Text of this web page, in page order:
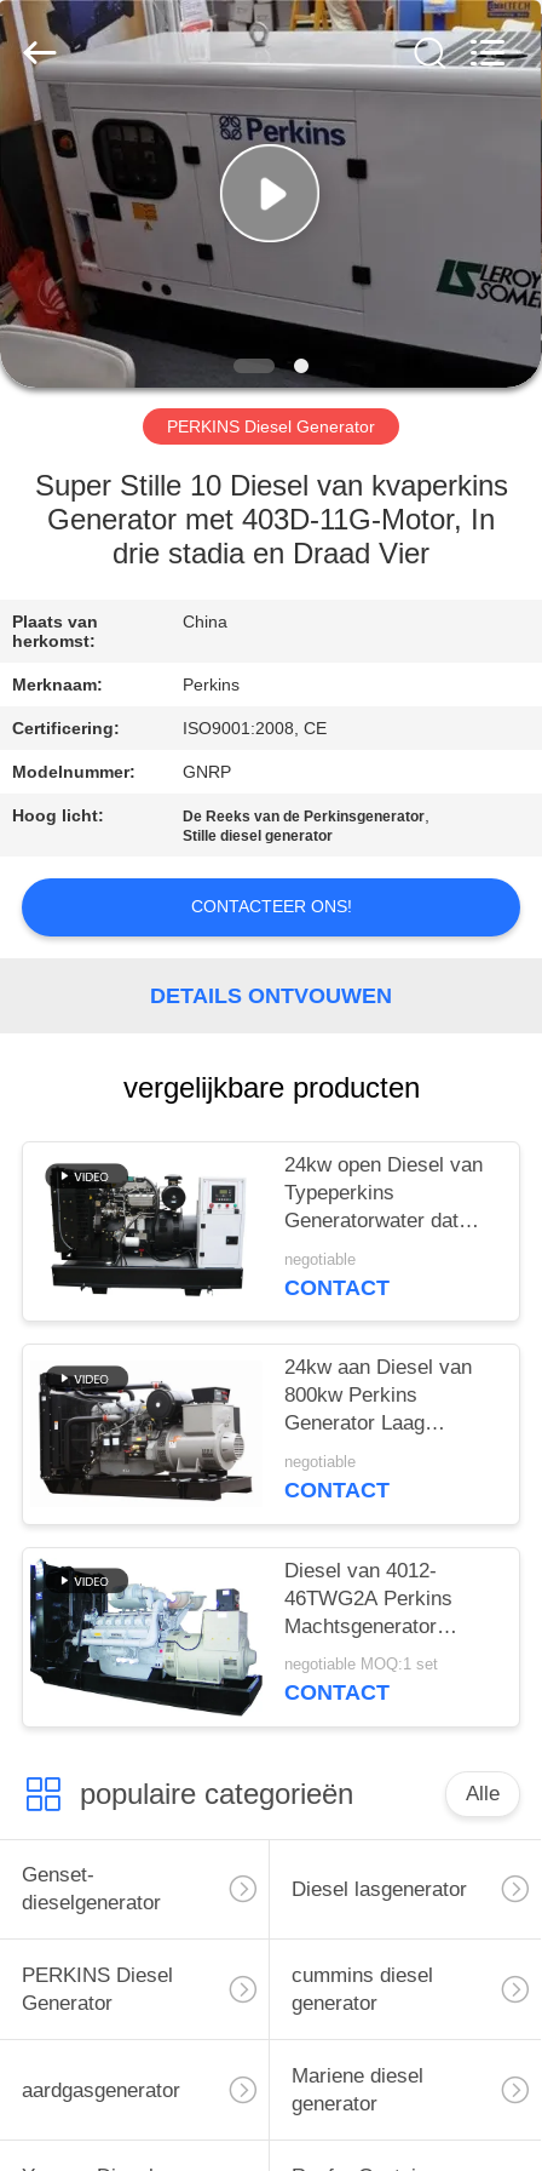
HUIS
PRODUCTEN
ONGEVEER
ONS
FABRIEKSREIS
KWALITEITSCONTROLE
CONTACTEER
CITAAT
SITEMAP
PRIVACY
POLICY
Power
Equipment
Co.,
Ltd..
Rights
Reserved.
PERKINS Diesel Generator
Super Stille 10 Diesel van kvaperkins
Generator met 403D-11G-Motor, In
drie stadia en Draad Vier
Plaats van
herkomst:
China
Merknaam: Perkins
Certificering: ISO9001:2008, CE
Modelnummer: GNRP
Hoog licht: De Reeks van de Perkinsgenerator,
Stille diesel generator
CONTACTEER ONS!
DETAILS ONTVOUWEN
vergelijkbare producten
24kw open Diesel van
Typeperkins
Generatorwater dat
met Koelmiddel GLB
wordt gekoeld
negotiable
CONTACT
24kw aan Diesel van
800kw Perkins
Generator Laag
Brandstofverbruik en
Lawaai
negotiable
CONTACT
Diesel van 4012-
46TWG2A Perkins
Machtsgenerator
1000kw met Stamford-
Alternator
negotiable MOQ:1 set
CONTACT
populaire categorieën Alle
Genset-
dieselgenerator
Diesel lasgenerator
PERKINS Diesel
Generator
cummins diesel
generator
aardgasgenerator
Mariene diesel
generator